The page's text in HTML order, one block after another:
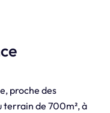
proche des
terrain de 700m², à